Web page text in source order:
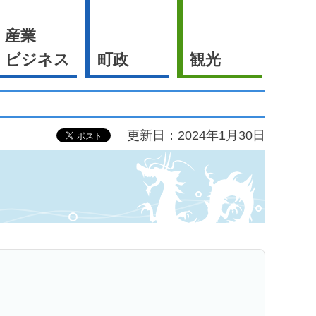
産業
ビジネス
町政 観光
更新日：2024年1月30日